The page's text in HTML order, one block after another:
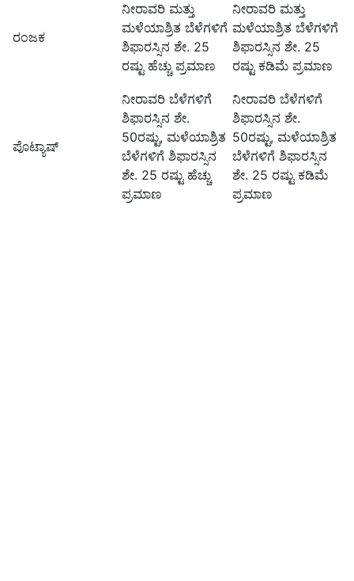
ರಂಜಕ
ನೀರಾವರಿ ಮತ್ತು
ಮಳೆಯಾಶ್ರಿತ ಬೆಳೆಗಳಿಗೆ
ಶಿಫಾರಸ್ಸಿನ ಶೇ. 25
ರಷ್ಟು ಹೆಚ್ಚು ಪ್ರಮಾಣ
ನೀರಾವರಿ ಮತ್ತು
ಮಳೆಯಾಶ್ರಿತ ಬೆಳೆಗಳಿಗೆ
ಶಿಫಾರಸ್ಸಿನ ಶೇ. 25
ರಷ್ಟು ಕಡಿಮೆ ಪ್ರಮಾಣ
ಪೊಟ್ಯಾಷ್
ನೀರಾವರಿ ಬೆಳೆಗಳಿಗೆ
ಶಿಫಾರಸ್ಸಿನ ಶೇ.
50ರಷ್ಟು, ಮಳೆಯಾಶ್ರಿತ
ಬೆಳೆಗಳಿಗೆ ಶಿಫಾರಸ್ಸಿನ
ಶೇ. 25 ರಷ್ಟು ಹೆಚ್ಚು
ಪ್ರಮಾಣ
ನೀರಾವರಿ ಬೆಳೆಗಳಿಗೆ
ಶಿಫಾರಸ್ಸಿನ ಶೇ.
50ರಷ್ಟು, ಮಳೆಯಾಶ್ರಿತ
ಬೆಳೆಗಳಿಗೆ ಶಿಫಾರಸ್ಸಿನ
ಶೇ. 25 ರಷ್ಟು ಕಡಿಮೆ
ಪ್ರಮಾಣ